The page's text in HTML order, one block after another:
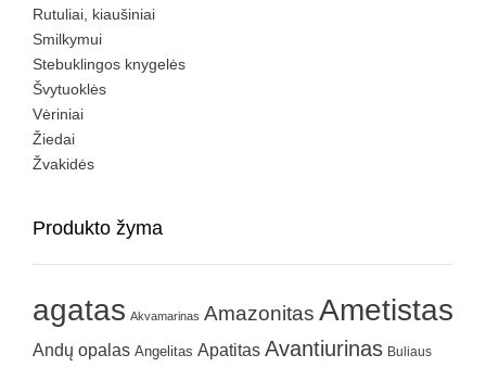
Rutuliai, kiaušiniai
Smilkymui
Stebuklingos knygelės
Švytuoklės
Vėriniai
Žiedai
Žvakidės
Produkto žyma
agatas Akvamarinas Amazonitas Ametistas
Andų opalas Angelitas Apatitas Avantiurinas Buliaus